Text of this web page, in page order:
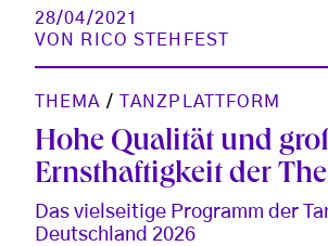
28/04/2021
VON
RICO STEHFEST
THEMA / TANZPLATTFORM
Hohe Qualität und
Ernsthaftigkeit der
Das vielseitige Programm der
Deutschland 2026